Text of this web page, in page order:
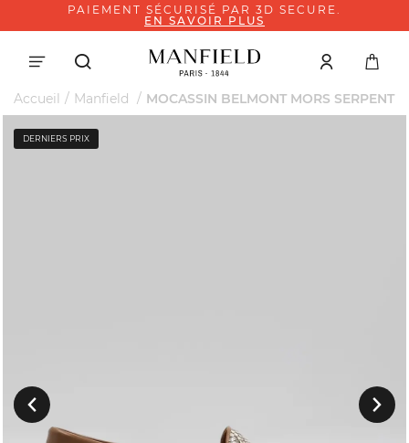
PAIEMENT SÉCURISÉ PAR 3D SECURE.
EN SAVOIR PLUS
Accueil Manfield MOCASSIN BELMONT MORS SERPENT
Précedent Suivant
DERNIERS PRIX